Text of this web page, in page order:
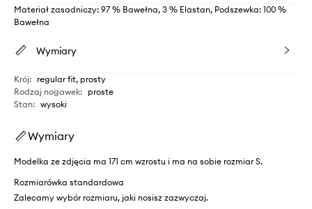
Materiał zasadniczy: 97 % Bawełna, 3 % Elastan, Podszewka: 100 %
Bawełna
Wymiary
Krój: regular fit, prosty
Rodzaj nogawek: proste
Stan: wysoki
Wymiary
Modelka ze zdjęcia ma 171 cm wzrostu i ma na sobie rozmiar S.
Rozmiarówka standardowa
Zalecamy wybór rozmiaru, jaki nosisz zazwyczaj.